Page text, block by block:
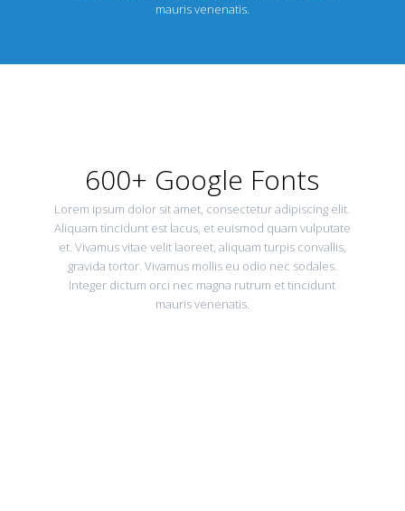
mauris venenatis.
600+ Google Fonts
Lorem ipsum dolor sit amet, consectetur adipiscing elit.
Aliquam tincidunt est lacus, et euismod quam vulputate
et. Vivamus vitae velit laoreet, aliquam turpis convallis,
gravida tortor. Vivamus mollis eu odio nec sodales.
Integer dictum orci nec magna rutrum et tincidunt
mauris venenatis.